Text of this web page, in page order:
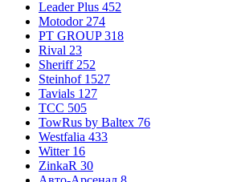
Leader Plus 452
Motodor 274
PT GROUP 318
Rival 23
Sheriff 252
Steinhof 1527
Tavials 127
TCC 505
TowRus by Baltex 76
Westfalia 433
Witter 16
ZinkaR 30